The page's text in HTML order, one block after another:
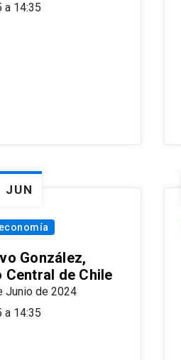
a 14:35
JUN
González,
Central de Chile
Junio de 2024
a 14:35